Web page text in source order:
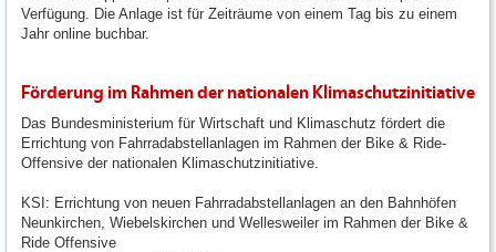
Verfügung. Die Anlage ist für Zeiträume von einem Tag bis zu einem
Jahr online buchbar.
Förderung im Rahmen der nationalen Klimaschutzinitiative
Das Bundesministerium für Wirtschaft und Klimaschutz fördert die
Errichtung von Fahrradabstellanlagen im Rahmen der Bike & Ride-
Offensive der nationalen Klimaschutzinitiative.
KSI: Errichtung von neuen Fahrradabstellanlagen an den Bahnhöfen
Neunkirchen, Wiebelskirchen und Wellesweiler im Rahmen der Bike &
Ride Offensive